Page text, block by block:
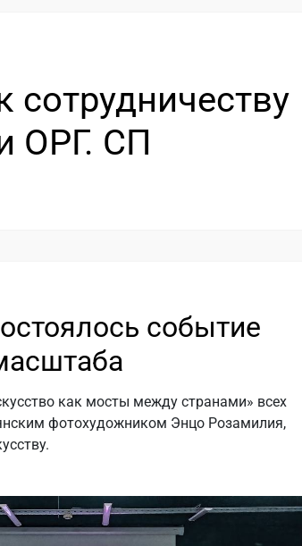
ОРГ. СП
событие
как мосты между странами» всех
фотохудожником Энцо Розамилия,